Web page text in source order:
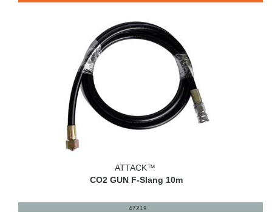
ATTACK™
CO2 GUN F-Slang 10m
47219